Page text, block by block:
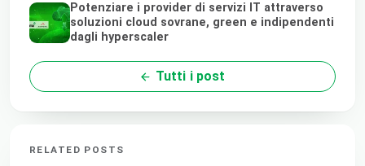
Potenziare i provider di servizi IT attraverso
soluzioni cloud sovrane, green e indipendenti
dagli hyperscaler
Tutti i post
RELATED POSTS